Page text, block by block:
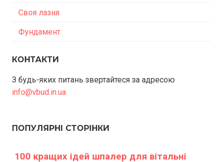
Своя лазня
Фундамент
КОНТАКТИ
З будь-яких питань звертайтеся за адресою
info@vbud.in.ua
ПОПУЛЯРНІ СТОРІНКИ
100 кращих ідей шпалер для вітальні